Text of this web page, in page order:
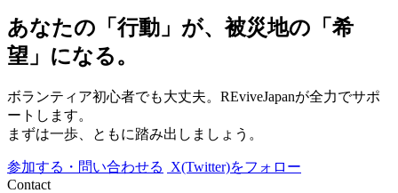
あなたの「行動」が、被災地の「希
望」になる。
ボランティア初心者でも大丈夫。REviveJapanが全力でサポ
ートします。
まずは一歩、ともに踏み出しましょう。
参加する・問い合わせる
X(Twitter)をフォロー
Contact